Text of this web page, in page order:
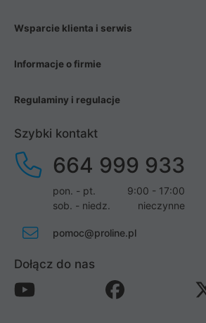
Wsparcie klienta i serwis
Informacje o firmie
Regulaminy i regulacje
Szybki kontakt
664 999 933
pon. - pt.
9:00 - 17:00
sob. - niedz.
nieczynne
pomoc@proline.pl
Dołącz do nas